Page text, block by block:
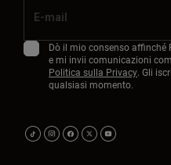
Dò il mio consenso
e mi invii comunicazioni
Politica sulla Privacy. Gli
qualsiasi momento.